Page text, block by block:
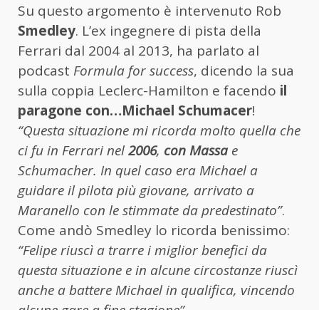
Su questo argomento è intervenuto Rob
Smedley. L’ex ingegnere di pista della
Ferrari dal 2004 al 2013, ha parlato al
podcast Formula for success, dicendo la sua
sulla coppia Leclerc-Hamilton e facendo il
paragone con…Michael Schumacer!
“Questa situazione mi ricorda molto quella che
ci fu in Ferrari nel2006, con Massa e
Schumacher. In quel caso era Michael a
guidare il pilota più giovane, arrivato a
Maranello con le stimmate da predestinato”.
Come andò Smedley lo ricorda benissimo:
“Felipe riuscì a trarre i miglior benefici da
questa situazione e in alcune circostanze riuscì
anche a battere Michael in qualifica, vincendo